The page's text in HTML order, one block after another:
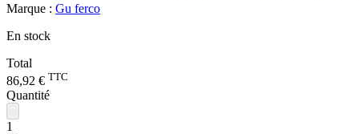
Marque : Gu ferco
En stock
Total
86,92 € TTC
Quantité
1